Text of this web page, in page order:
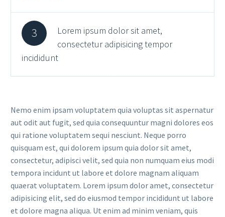
3
Lorem ipsum dolor sit amet,
consectetur adipisicing tempor
incididunt
Nemo enim ipsam voluptatem quia voluptas sit aspernatur
aut odit aut fugit, sed quia consequuntur magni dolores eos
qui ratione voluptatem sequi nesciunt. Neque porro
quisquam est, qui dolorem ipsum quia dolor sit amet,
consectetur, adipisci velit, sed quia non numquam eius modi
tempora incidunt ut labore et dolore magnam aliquam
quaerat voluptatem. Lorem ipsum dolor amet, consectetur
adipisicing elit, sed do eiusmod tempor incididunt ut labore
et dolore magna aliqua. Ut enim ad minim veniam, quis